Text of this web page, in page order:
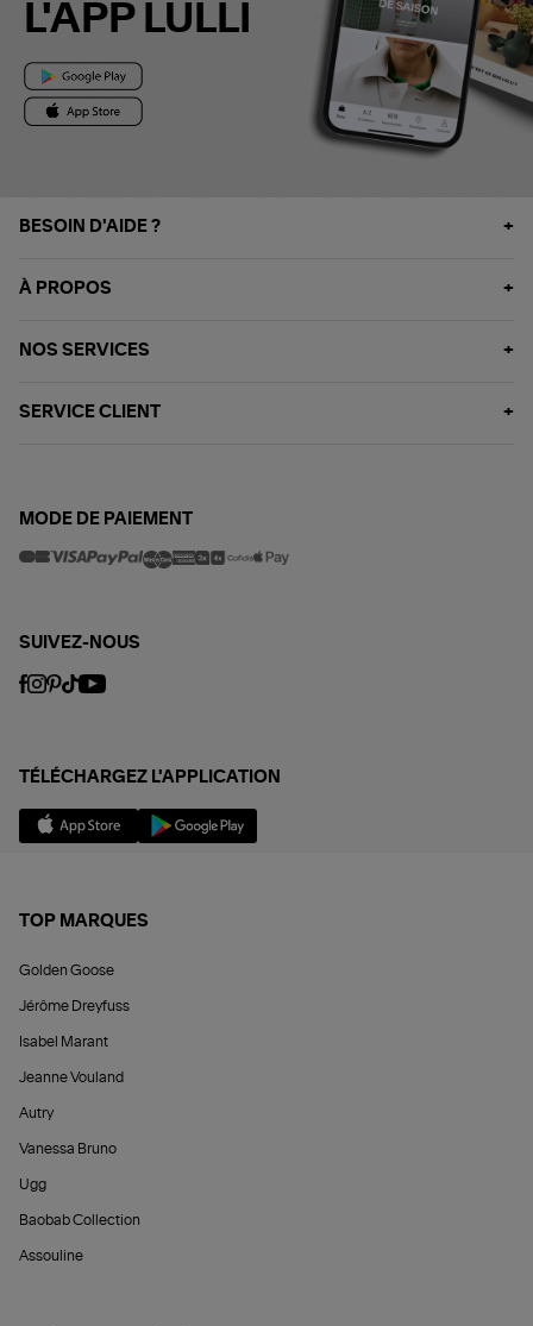
L'APP LULLI
BESOIN D'AIDE ?
À PROPOS
NOS SERVICES
SERVICE CLIENT
MODE DE PAIEMENT
SUIVEZ-NOUS
TÉLÉCHARGEZ L'APPLICATION
TOP MARQUES
Golden Goose
Jérôme Dreyfuss
Isabel Marant
Jeanne Vouland
Autry
Vanessa Bruno
Ugg
Baobab Collection
Assouline